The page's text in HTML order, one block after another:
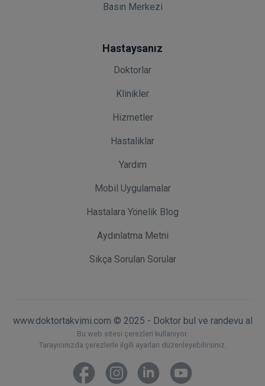
Basın Merkezi
Hastaysanız
Doktorlar
Klinikler
Hizmetler
Hastaliklar
Yardım
Mobil Uygulamalar
Hastalara Yönelik Blog
Aydınlatma Metni
Sıkça Sorulan Sorular
www.doktortakvimi.com © 2025 - Doktor bul ve randevu al
Bu web sitesi çerezleri kullanıyor.
Tarayıcınızda çerezlerle ilgili ayarları düzenleyebilirsiniz.